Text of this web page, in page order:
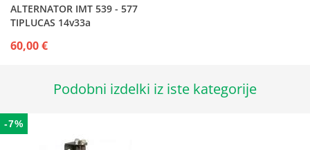
ALTERNATOR IMT 539 - 577
TIPLUCAS 14v33a
60,00 €
Podobni izdelki iz iste kategorije
-7%